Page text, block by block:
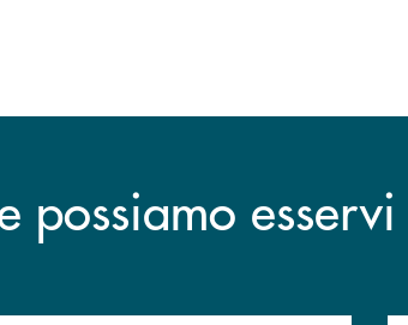
possiamo